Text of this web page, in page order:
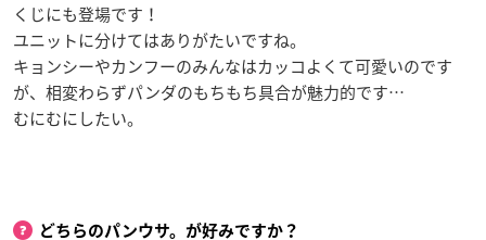
くじにも登場です！
ユニットに分けてはありがたいですね。
キョンシーやカンフーのみんなはカッコよくて可愛いのです
が、相変わらずパンダのもちもち具合が魅力的です…
むにむにしたい。
どちらのパンウサ。が好みですか？